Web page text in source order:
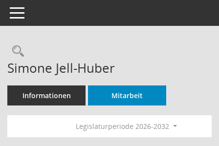
Toggle navigation
Rechercheauswahl
Simone Jell-Huber
Informationen Mitarbeit
Legislaturperiode 2026-2032